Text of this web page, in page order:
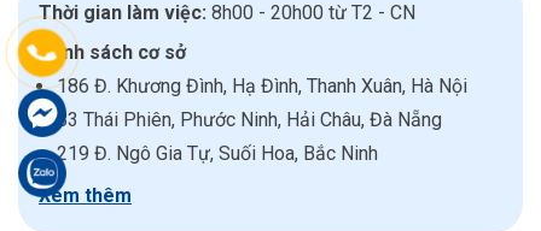
Thời gian làm việc: 8h00 - 20h00 từ T2 - CN
Danh sách cơ sở
186 Đ. Khương Đình, Hạ Đình, Thanh Xuân, Hà Nội
83 Thái Phiên, Phước Ninh, Hải Châu, Đà Nẵng
219 Đ. Ngô Gia Tự, Suối Hoa, Bắc Ninh
Xem thêm